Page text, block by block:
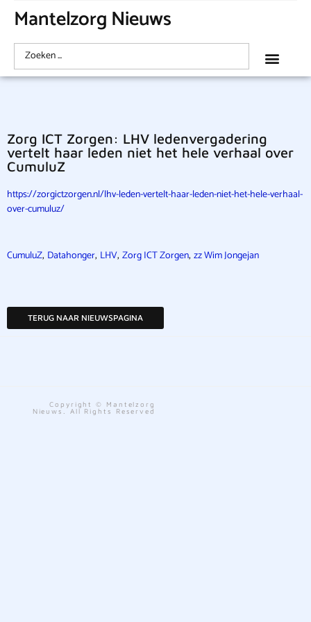
Mantelzorg Nieuws
Zorg ICT Zorgen: LHV ledenvergadering
vertelt haar leden niet het hele verhaal over
CumuluZ
https://zorgictzorgen.nl/lhv-leden-vertelt-haar-leden-niet-het-hele-verhaal-
over-cumuluz/
CumuluZ, Datahonger, LHV, Zorg ICT Zorgen, zz Wim Jongejan
TERUG NAAR NIEUWSPAGINA
Copyright © Mantelzorg
Nieuws. All Rights Reserved